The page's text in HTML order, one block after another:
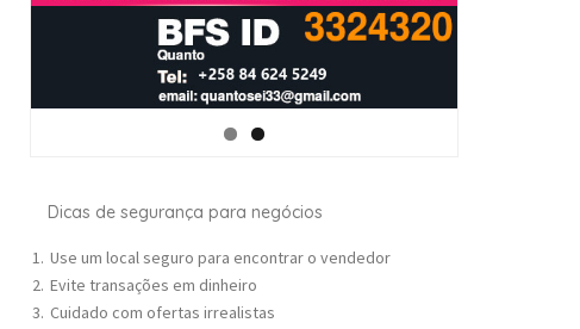
Dicas de segurança para negócios
Use um local seguro para encontrar o vendedor
Evite transações em dinheiro
Cuidado com ofertas irrealistas